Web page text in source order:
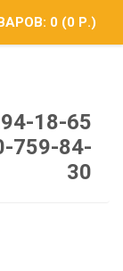
0 (0 Р.)
18-65
759-84-
30